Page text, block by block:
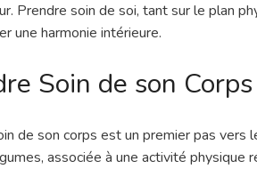
Prendre soin de soi, tant sur le plan
une harmonie intérieure.
Soin de son Corps
de son corps est un premier pas
associée à une activité physique